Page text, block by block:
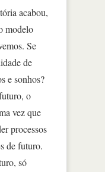
acabou,
modelo
Se
de
e sonhos?
o
vez que
processos
de futuro.
só